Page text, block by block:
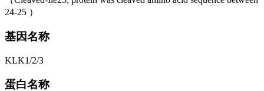
24-25 ）
基因名称
KLK1/2/3
蛋白名称